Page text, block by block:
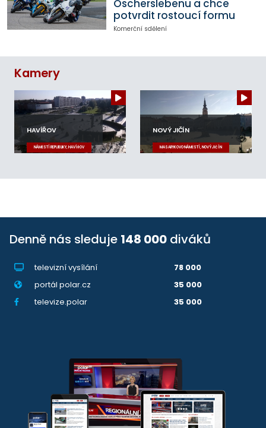
Oscherslebenu a chce
potvrdit rostoucí formu
Komerční sdělení
Kamery
HAVÍŘOV
NÁMĚSTÍ REPUBLIKY, HAVÍŘOV
NOVÝ JIČÍN
MASARYKOVO NÁMĚSTÍ, NOVÝ JIČÍN
Denně nás sleduje 148 000 diváků
televizní vysílání
78 000
portál polar.cz
35 000
televize.polar
35 000